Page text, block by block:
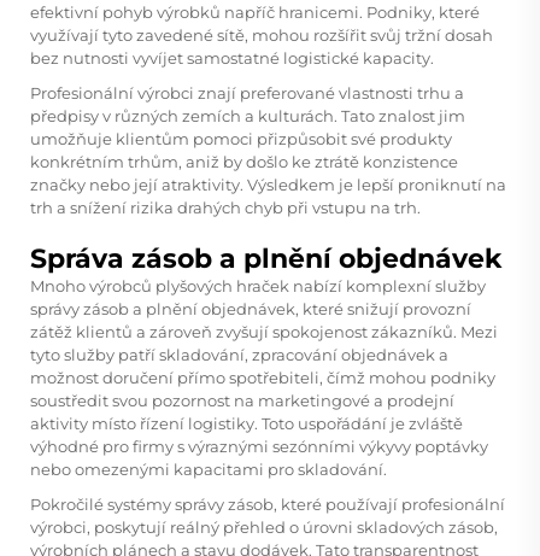
efektivní pohyb výrobků napříč hranicemi. Podniky, které
využívají tyto zavedené sítě, mohou rozšířit svůj tržní dosah
bez nutnosti vyvíjet samostatné logistické kapacity.
Profesionální výrobci znají preferované vlastnosti trhu a
předpisy v různých zemích a kulturách. Tato znalost jim
umožňuje klientům pomoci přizpůsobit své produkty
konkrétním trhům, aniž by došlo ke ztrátě konzistence
značky nebo její atraktivity. Výsledkem je lepší proniknutí na
trh a snížení rizika drahých chyb při vstupu na trh.
Správa zásob a plnění objednávek
Mnoho výrobců plyšových hraček nabízí komplexní služby
správy zásob a plnění objednávek, které snižují provozní
zátěž klientů a zároveň zvyšují spokojenost zákazníků. Mezi
tyto služby patří skladování, zpracování objednávek a
možnost doručení přímo spotřebiteli, čímž mohou podniky
soustředit svou pozornost na marketingové a prodejní
aktivity místo řízení logistiky. Toto uspořádání je zvláště
výhodné pro firmy s výraznými sezónními výkyvy poptávky
nebo omezenými kapacitami pro skladování.
Pokročilé systémy správy zásob, které používají profesionální
výrobci, poskytují reálný přehled o úrovni skladových zásob,
výrobních plánech a stavu dodávek. Tato transparentnost